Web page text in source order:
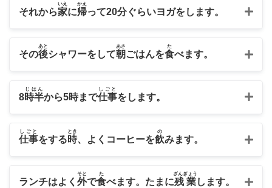
それから家
いえ
に帰
かえ
って20分ぐらいヨガをします。
その後
あと
シャワーをして朝
あさ
ごはんを食
た
べます。
8時半
じはん
から5時まで仕事
しごと
をします。
仕事
しごと
をする時
とき
、よくコーヒーを飲
の
みます。
ランチはよく 外
そと
で食
た
べます。たまに残業
ざんぎょう
します。